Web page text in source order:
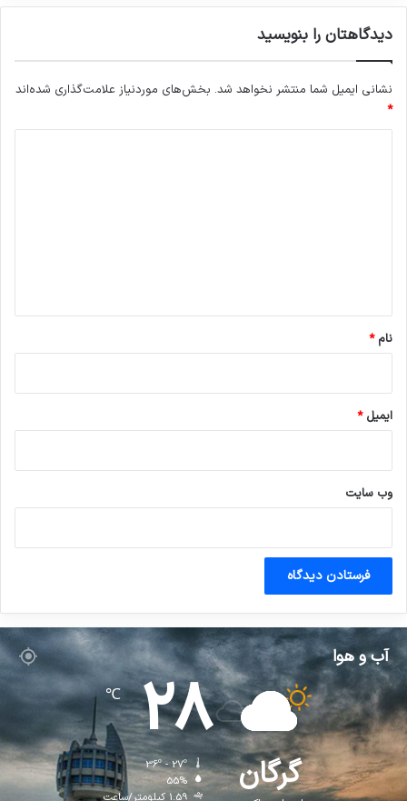
دیدگاهتان را بنویسید
نشانی ایمیل شما منتشر نخواهد شد. بخش‌های موردنیاز علامت‌گذاری شده‌اند
*
نام*
ایمیل*
وب‌ سایت
آب و هوا
گرگان
28
℃
36º - 27º
55%
1.59 کیلومتر/ساعت